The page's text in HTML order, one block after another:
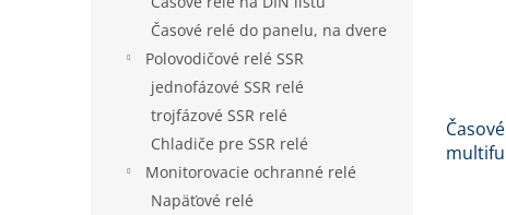
Časové relé do panelu, na dvere
Polovodičové relé SSR
jednofázové SSR relé
trojfázové SSR relé
Chladiče pre SSR relé
Monitorovacie ochranné relé
Napäťové relé